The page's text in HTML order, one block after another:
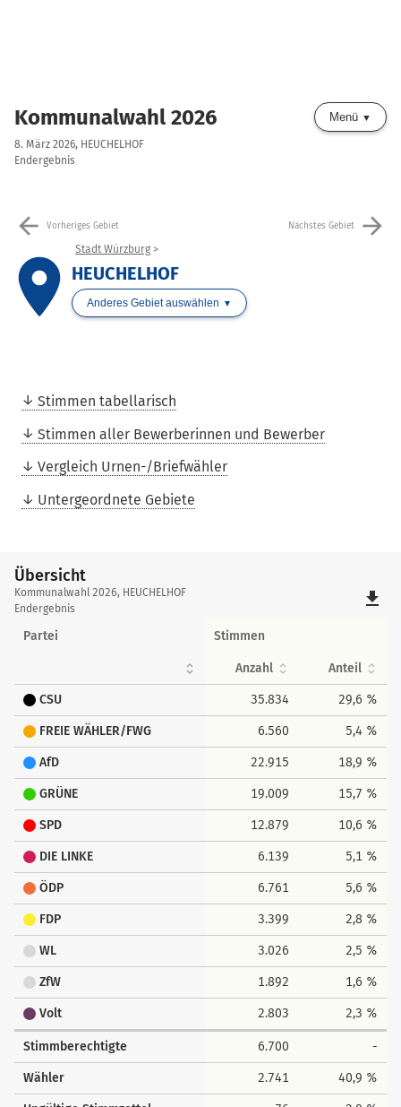
Kommunalwahl 2026
8. März 2026, HEUCHELHOF
Endergebnis
Menü
arrow_back Vorheriges Gebiet Nächstes Gebiet arrow_forward
place
Stadt Würzburg
HEUCHELHOF
Anderes Gebiet auswählen
Stimmen tabellarisch
Stimmen aller Bewerberinnen und Bewerber
Vergleich Urnen-/Briefwähler
Untergeordnete Gebiete
Übersicht
Übersicht
Kommunalwahl 2026, HEUCHELHOF
Endergebnis
file_download
Partei Stimmen
Anzahl Anteil
CSU 35.834 29,6 %
FREIE WÄHLER/FWG 6.560 5,4 %
AfD 22.915 18,9 %
GRÜNE 19.009 15,7 %
SPD 12.879 10,6 %
DIE LINKE 6.139 5,1 %
ÖDP 6.761 5,6 %
FDP 3.399 2,8 %
WL 3.026 2,5 %
ZfW 1.892 1,6 %
Volt 2.803 2,3 %
Stimmberechtigte 6.700 -
Wähler 2.741 40,9 %